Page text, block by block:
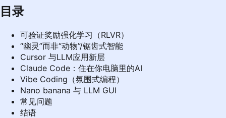
目录
可验证奖励强化学习（RLVR）
“幽灵”而非“动物”/锯齿式智能
Cursor 与LLM应用新层
Claude Code：住在你电脑里的AI
Vibe Coding（氛围式编程）
Nano banana 与 LLM GUI
常见问题
结语